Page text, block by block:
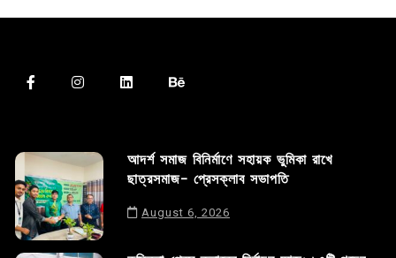
আদর্শ সমাজ বিনির্মাণে সহায়ক ভুমিকা রাখে
ছাত্রসমাজ- প্রেসক্লাব সভাপতি
August 6, 2026